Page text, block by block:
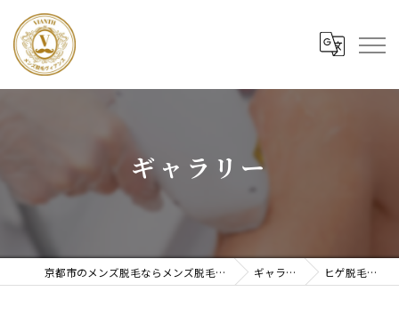
ギャラリー
京都市のメンズ脱毛ならメンズ脱毛ヴィアンス ギャラリー ヒゲ脱毛2回目